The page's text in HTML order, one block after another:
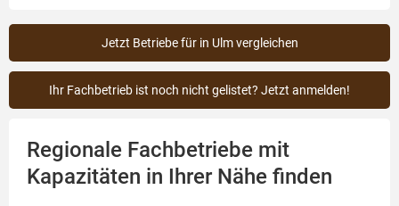
Jetzt Betriebe für in Ulm vergleichen
Ihr Fachbetrieb ist noch nicht gelistet? Jetzt anmelden!
Regionale Fachbetriebe mit
Kapazitäten in Ihrer Nähe finden